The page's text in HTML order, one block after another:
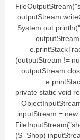
private static
inputStream =
(S_Shop)